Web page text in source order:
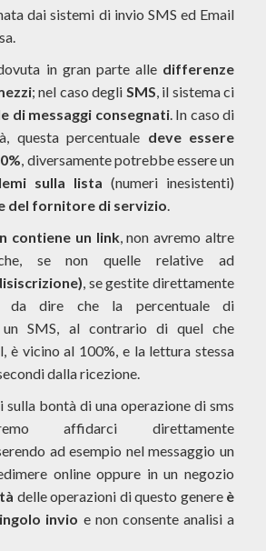
dai sistemi di invio SMS ed Email
in gran parte alle differenze
; nel caso degli SMS, il sistema ci
di messaggi consegnati. In caso di
questa percentuale deve essere
, diversamente potrebbe essere un
sulla lista (numeri inesistenti)
del fornitore di servizio.
contiene un link, non avremo altre
se non quelle relative ad
, se gestite direttamente
da dire che la percentuale di
SMS, al contrario di quel che
è vicino al 100%, e la lettura stessa
dalla ricezione.
sulla bontà di una operazione di sms
affidarci direttamente
ad esempio nel messaggio un
online oppure in un negozio
delle operazioni di questo genere è
invio e non consente analisi a